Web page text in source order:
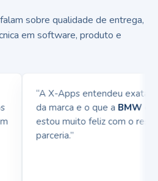
sobre qualidade de entrega,
em software, produto e
“A X-Apps entendeu
da marca e o que aBMW
estou muito feliz com o
parceria.”